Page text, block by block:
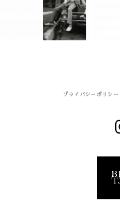
プライバシーポリシー